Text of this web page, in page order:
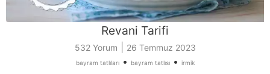
Revani Tarifi
532 Yorum 26 Temmuz 2023
bayram tatlıları• bayram tatlısı• irmik